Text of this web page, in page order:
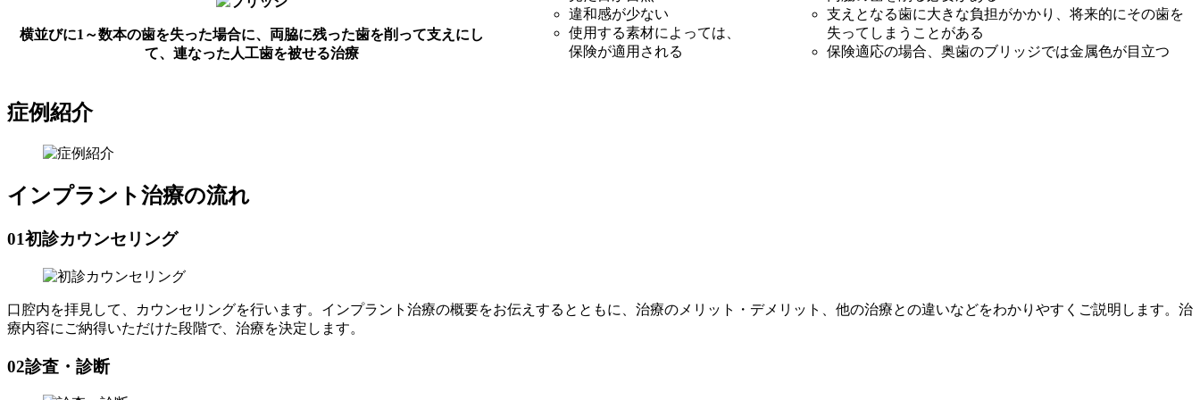
横並びに1～数本の歯を失った場合に、両脇に残った歯を削って支えにし
て、連なった人工歯を被せる治療
違和感が少ない
使用する素材によっては、
保険が適用される
支えとなる歯に大きな負担がかかり、将来的にその歯を
失ってしまうことがある
保険適応の場合、奥歯のブリッジでは金属色が目立つ
症例紹介
インプラント治療の流れ
01初診カウンセリング
口腔内を拝見して、カウンセリングを行います。インプラント治療の概要をお伝えするとともに、治療のメリット・デメリット、他の治療との違いなどをわかりやすくご説明します。治
療内容にご納得いただけた段階で、治療を決定します。
02診査・診断